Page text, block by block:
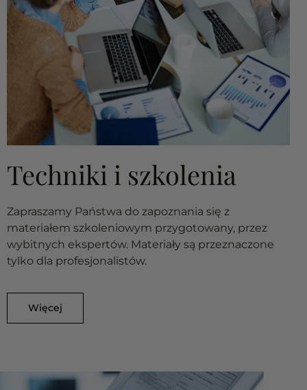
Techniki i szkolenia
Zapraszamy Państwa do zapoznania się z
materiałem szkoleniowym przygotowany, przez
wybitnych ekspertów. Materiały są przeznaczone
tylko dla profesjonalistów.
Więcej